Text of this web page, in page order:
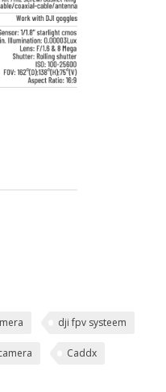
dji fpv systeem
Caddx